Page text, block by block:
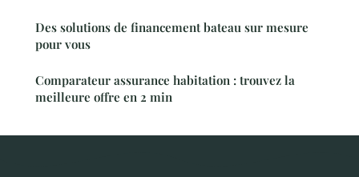
Des solutions de financement bateau sur mesure
pour vous
Comparateur assurance habitation : trouvez la
meilleure offre en 2 min